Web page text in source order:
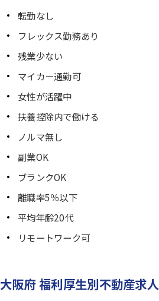
転勤なし
フレックス勤務あり
残業少ない
マイカー通勤可
女性が活躍中
扶養控除内で働ける
ノルマ無し
副業OK
ブランクOK
離職率5％以下
平均年齢20代
リモートワーク可
大阪府 福利厚生別不動産求人